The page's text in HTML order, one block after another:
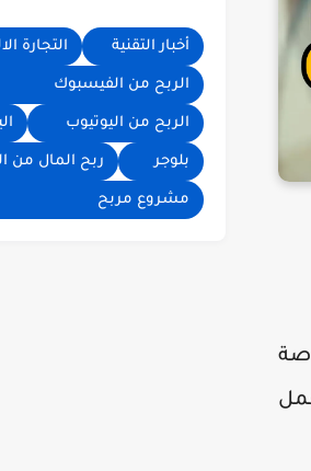
تيك
أخبار التقنية التجارة
الربح من الفيسبوك
الربح من اليوتيوب
بلوجر ربح المال من
مشروع مربح